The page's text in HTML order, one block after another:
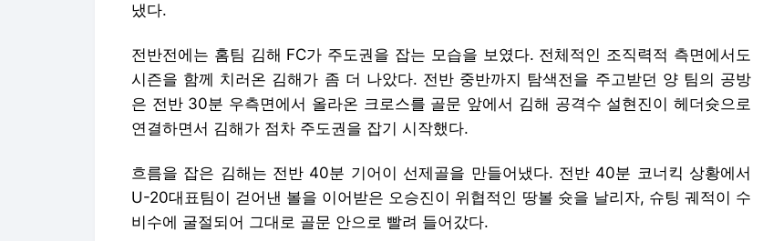
냈다.
전반전에는 홈팀 김해 FC가 주도권을 잡는 모습을 보였다. 전체적인 조직력적 측면에서도
시즌을 함께 치러온 김해가 좀 더 나았다. 전반 중반까지 탐색전을 주고받던 양 팀의 공방
은 전반 30분 우측면에서 올라온 크로스를 골문 앞에서 김해 공격수 설현진이 헤더슛으로
연결하면서 김해가 점차 주도권을 잡기 시작했다.
흐름을 잡은 김해는 전반 40분 기어이 선제골을 만들어냈다. 전반 40분 코너킥 상황에서
U-20대표팀이 걷어낸 볼을 이어받은 오승진이 위협적인 땅볼 슛을 날리자, 슈팅 궤적이 수
비수에 굴절되어 그대로 골문 안으로 빨려 들어갔다.